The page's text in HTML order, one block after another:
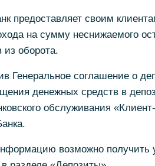
предоставляет своим
на сумму неснижаемого
из оборота.
Генеральное соглашение о
денежных средств в
обслуживания
возможно получить